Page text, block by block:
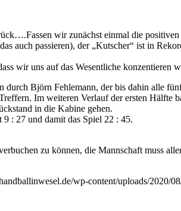
Fassen wir zunächst einmal die
auch passieren), der „Kutscher“ ist in
wir uns auf das Wesentliche konzentieren
Björn Fehlemann, der bis dahin alle
Im weiteren Verlauf der ersten Hälfte
in die Kabine gehen.
: 27 und damit das Spiel 22 : 45.
zu können, die Mannschaft muss
wp-content/uploads/2020/